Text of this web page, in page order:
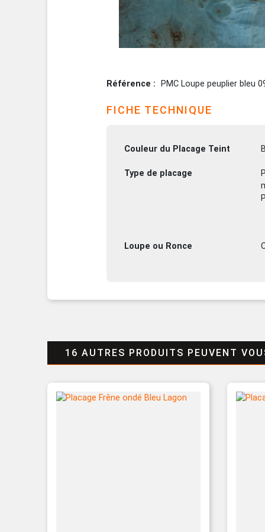
Référence PMC Loupe peuplier bleu
FICHE TECHNIQUE
Couleur du Placage Teint
Type de placage
Loupe ou Ronce
16 AUTRES PRODUITS PEUVENT